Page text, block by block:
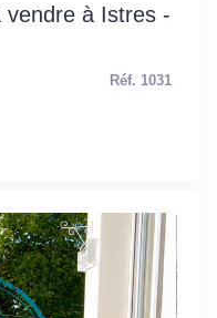
vendre à Istres -
Réf. 1031